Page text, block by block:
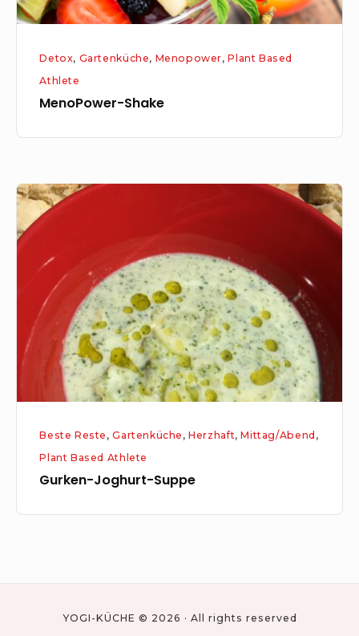
Detox, Gartenküche, Menopower,Plant Based
Athlete
MenoPower-Shake
Gurken-
Joghurt-
Suppe
Beste Reste ,Gartenküche ,Herzhaft,Mittag/Abend ,
Plant Based Athlete
Gurken-Joghurt-Suppe
YOGI-KÜCHE © 2026 · All rights reserved